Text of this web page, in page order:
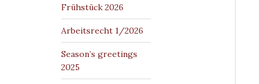
Frühstück 2026
Arbeitsrecht 1/2026
Season’s greetings
2025